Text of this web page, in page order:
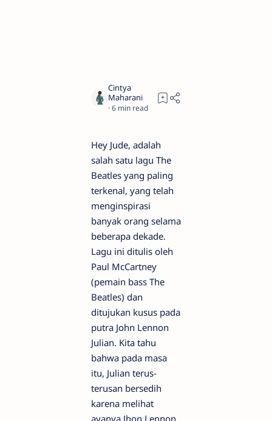
6
Hey Jude, adalah
salah satu lagu The
Beatles yang paling
terkenal, yang telah
menginspirasi
banyak orang selama
beberapa dekade.
Lagu ini ditulis oleh
Paul McCartney
(pemain bass The
Beatles) dan
ditujukan kusus pada
putra John Lennon
Julian. Kita tahu
bahwa pada masa
itu, Julian terus-
terusan bersedih
karena melihat
ayanya Jhon Lennon